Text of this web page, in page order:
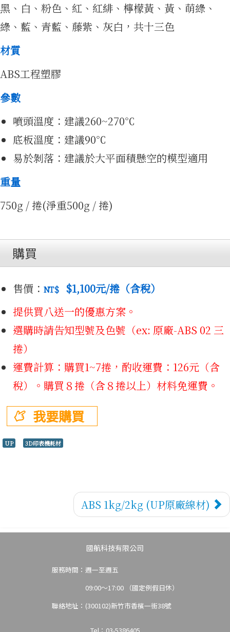
源
3D免
費試打
樣
3D代
黑、白、粉色、紅、紅緋、檸檬黃、黃、萌綠、
綠、藍、青藍、藤紫、灰白，共十三色
材質
ABS工程塑膠
參數
噴頭溫度：建議260~270℃
底板溫度：建議90℃
易於剝落：建議於大平面積懸空的模型適用
重量
750g / 捲(淨重500g / 捲)
購買
售價： NT＄ $1,100元/捲（含稅）
提供買八送一的優惠方案。
選購時請告知型號及色號（ex: 原廠-ABS 02 三
捲）
運費計算：購買1~7捲，酌收運費：126元（含
稅）。購買８捲（含８捲以上）材料免運費。
我要購買
UP 3D印表機耗材
ABS 1kg/2kg (UP原廠線材)
國航科技有限公司
服務時間：週一至週五
09:00～17:00 （國定例假日休）
聯絡地址：(300102)新竹市香檳一街38號